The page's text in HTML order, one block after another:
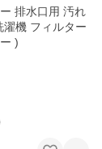
排水口用 汚れ
機 フィルター
)